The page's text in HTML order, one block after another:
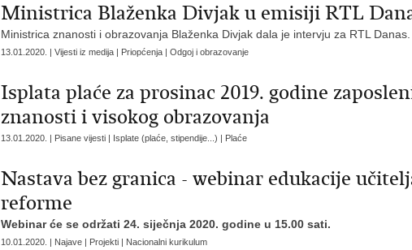
Ministrica Blaženka Divjak u emisiji RTL
Ministrica znanosti i obrazovanja Blaženka Divjak dala je intervju za RTL Danas.
13.01.2020. | Vijesti iz medija | Priopćenja | Odgoj i obrazovanje
Isplata plaće za prosinac 2019. godine
znanosti i visokog obrazovanja
13.01.2020. | Pisane vijesti | Isplate (plaće, stipendije...) | Plaće
Nastava bez granica - webinar edukacije
reforme
Webinar će se održati 24. siječnja 2020. godine u 15.00 sati.
10.01.2020. | Najave | Projekti | Nacionalni kurikulum